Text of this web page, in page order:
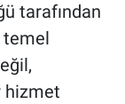
tarafından
temel
hizmet